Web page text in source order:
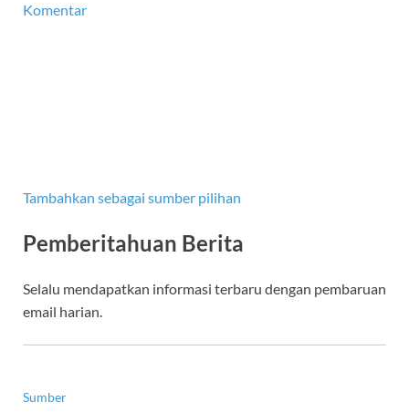
Komentar
Tambahkan sebagai sumber pilihan
Pemberitahuan Berita
Selalu mendapatkan informasi terbaru dengan pembaruan
email harian.
Sumber